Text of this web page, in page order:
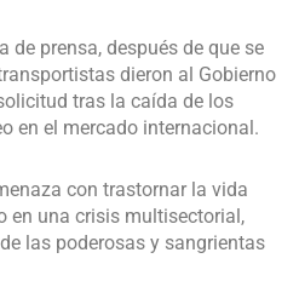
de prensa, después de que se
dieron al Gobierno
tras la caída de los
en el mercado internacional.
con trastornar la vida
en una crisis multisectorial,
las poderosas y sangrientas